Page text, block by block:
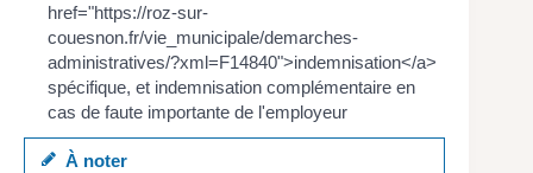
href="https://roz-sur-
couesnon.fr/vie_municipale/demarches-
administratives/?xml=F14840">indemnisation</a>
spécifique, et indemnisation complémentaire en
cas de faute importante de l'employeur
À noter